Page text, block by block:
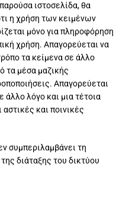
ιστοσελίδα, θα
η χρήση των κειμένων
μόνο για πληροφόρηση
χρήση. Απαγορεύεται να
τα κείμενα σε άλλο
τα μέσα μαζικής
Απαγορεύεται
άλλο λόγο και μια τέτοια
και ποινικές
συμπεριλαμβάνει τη
διάταξης του δικτύου